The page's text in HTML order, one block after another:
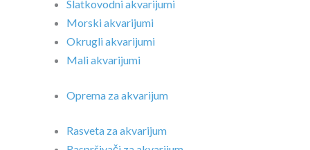
Slatkovodni akvarijumi
Morski akvarijumi
Okrugli akvarijumi
Mali akvarijumi
Oprema za akvarijum
Rasveta za akvarijum